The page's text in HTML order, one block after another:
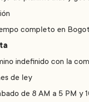
completo en
indefinido con la
de ley
de 8 AM a 5 PM y